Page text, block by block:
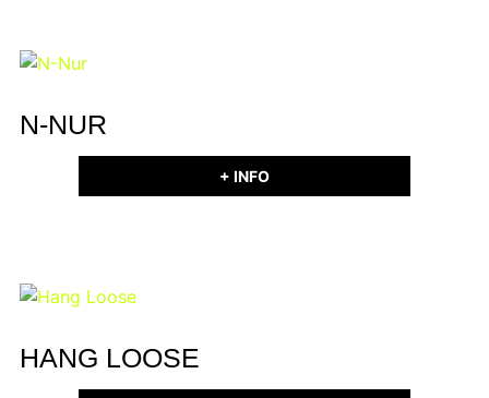
N-NUR
+ INFO
HANG LOOSE